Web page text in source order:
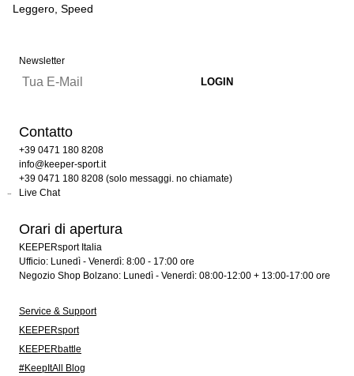
Leggero, Speed
Newsletter
Contatto
+39 0471 180 8208
info@keeper-sport.it
+39 0471 180 8208 (solo messaggi. no chiamate)
Live Chat
Orari di apertura
KEEPERsport Italia
Ufficio: Lunedì - Venerdì: 8:00 - 17:00 ore
Negozio Shop Bolzano: Lunedì - Venerdì: 08:00-12:00 + 13:00-17:00 ore
Service & Support
KEEPERsport
KEEPERbattle
#KeepItAll Blog